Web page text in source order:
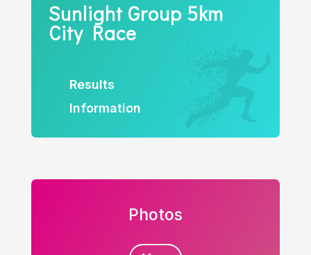
Sunlight Group 5km
City Race
Results
Information
Photos